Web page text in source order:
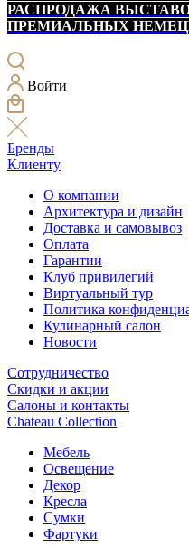
РАСПРОДАЖА
ПРЕМИАЛЬНЫХ
Войти
Бренды
Клиенту
О компании
Архитектура и дизайн
Доставка и самовывоз
Оплата
Гарантии
Клуб привилегий
Виртуальный тур
Политика
Кулинарный салон
Новости
Сотрудничество
Скидки и акции
Салоны и контакты
Chateau Collection
Мебель
Освещение
Декор
Кресла
Сумки
Фартуки